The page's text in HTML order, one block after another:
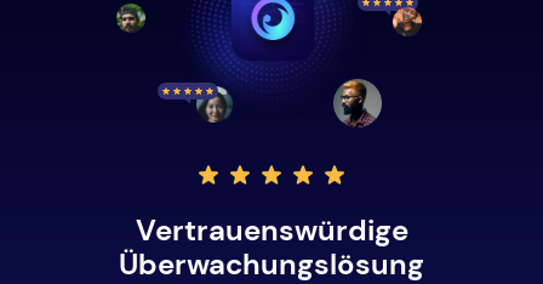
Vertrauenswürdige
Überwachungslösung